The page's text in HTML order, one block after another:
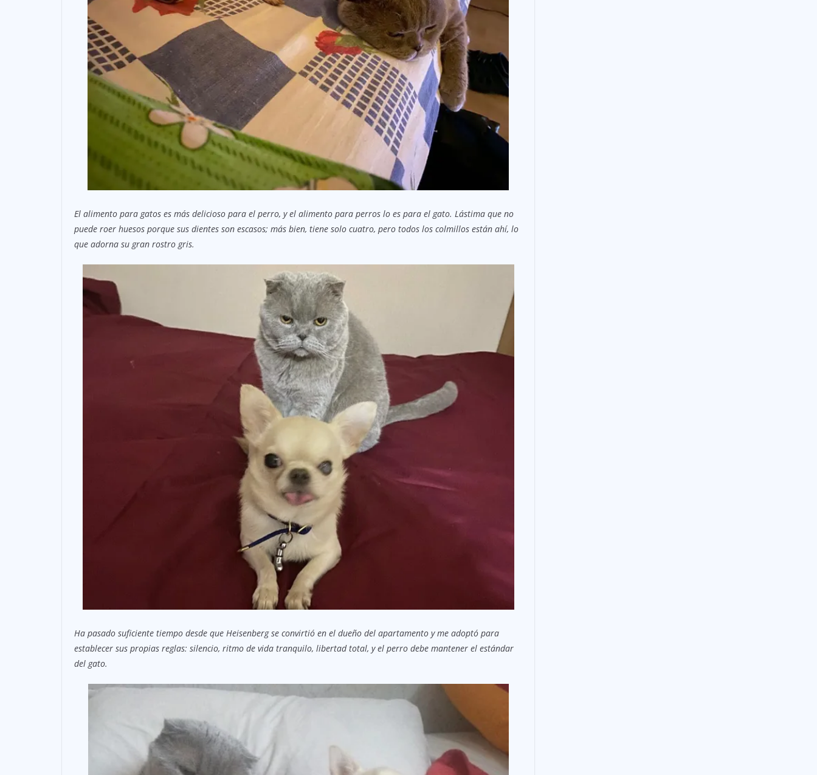
El alimento para gatos es más delicioso para el perro, y el alimento para perros lo es para el gato. Lástima que no
puede roer huesos porque sus dientes son escasos; más bien, tiene solo cuatro, pero todos los colmillos están ahí, lo
que adorna su gran rostro gris.
Ha pasado suficiente tiempo desde que Heisenberg se convirtió en el dueño del apartamento y me adoptó para
establecer sus propias reglas: silencio, ritmo de vida tranquilo, libertad total, y el perro debe mantener el estándar
del gato.